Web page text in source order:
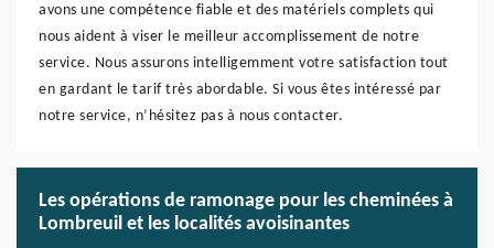
avons une compétence fiable et des matériels complets qui
nous aident à viser le meilleur accomplissement de notre
service. Nous assurons intelligemment votre satisfaction tout
en gardant le tarif très abordable. Si vous êtes intéressé par
notre service, n’hésitez pas à nous contacter.
Les opérations de ramonage pour les cheminées à
Lombreuil et les localités avoisinantes